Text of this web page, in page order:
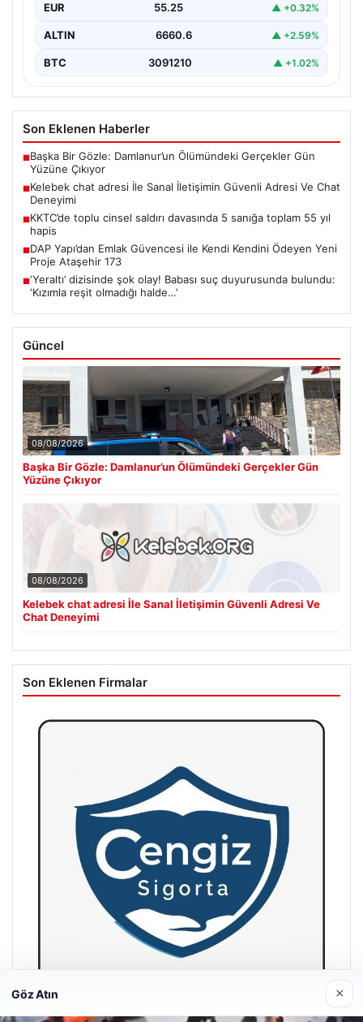
EUR 55.25 ▲ +0.32%
ALTIN 6660.6 ▲ +2.59%
BTC 3091210 ▲ +1.02%
Son Eklenen Haberler
■Başka Bir Gözle: Damlanur’un Ölümündeki Gerçekler Gün
Yüzüne Çıkıyor
■Kelebek chat adresi İle Sanal İletişimin Güvenli Adresi Ve Chat
Deneyimi
■KKTC’de toplu cinsel saldırı davasında 5 sanığa toplam 55 yıl
hapis
■DAP Yapı’dan Emlak Güvencesi ile Kendi Kendini Ödeyen Yeni
Proje Ataşehir 173
■‘Yeraltı’ dizisinde şok olay! Babası suç duyurusunda bulundu:
‘Kızımla reşit olmadığı halde…’
Güncel
08/08/2026
Başka Bir Gözle: Damlanur’un Ölümündeki Gerçekler Gün
Yüzüne Çıkıyor
08/08/2026
Kelebek chat adresi İle Sanal İletişimin Güvenli Adresi Ve
Chat Deneyimi
Son Eklenen Firmalar
Göz Atın ×